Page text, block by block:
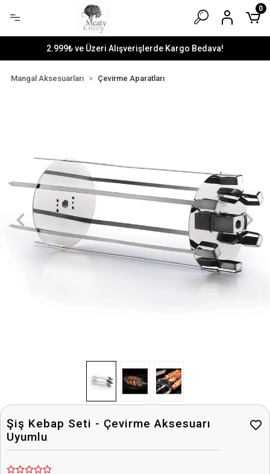
2.999₺ ve Üzeri Alışverişlerde Kargo Bedava!
0
Mangal Aksesuarları Çevirme Aparatları
Şiş Kebap Seti - Çevirme Aksesuarı
Uyumlu